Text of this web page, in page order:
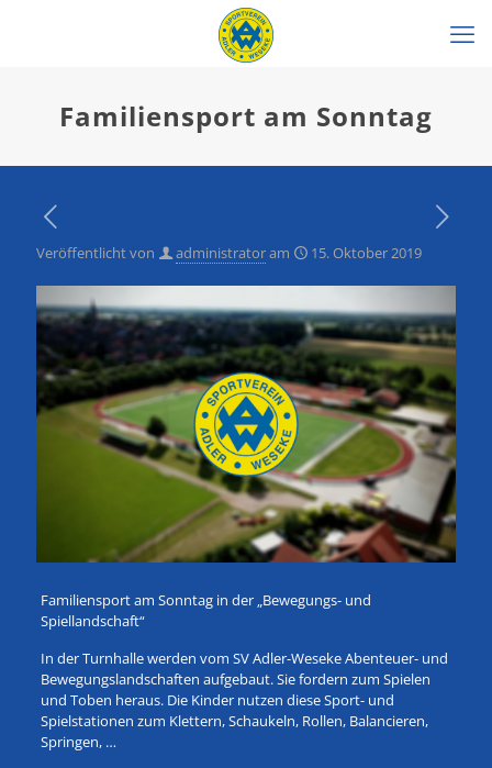
Familiensport am Sonntag
Veröffentlicht von administratoram 15. Oktober 2019
Familiensport am Sonntag in der „Bewegungs- und
Spiellandschaft“
In der Turnhalle werden vom SV Adler-Weseke Abenteuer- und
Bewegungslandschaften aufgebaut. Sie fordern zum Spielen
und Toben heraus. Die Kinder nutzen diese Sport- und
Spielstationen zum Klettern, Schaukeln, Rollen, Balancieren,
Springen, …